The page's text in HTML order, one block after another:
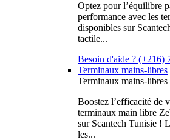
Optez pour l’équilibre
performance avec les
disponibles sur
tactile...
Besoin d'aide ? (+216)
Terminaux mains-libres
Terminaux mains-libres
Boostez l’efficacité de
terminaux main libre
sur Scantech Tunisie !
les...